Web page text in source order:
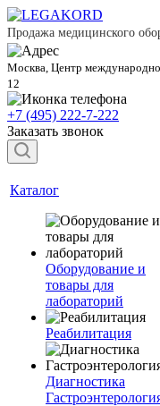
Продажа медицинского
Москва, Центр
12
+7 (495) 222-7-222
Заказать звонок
Каталог
Оборудование и
товары для
лабораторий
Реабилитация
Диагностика